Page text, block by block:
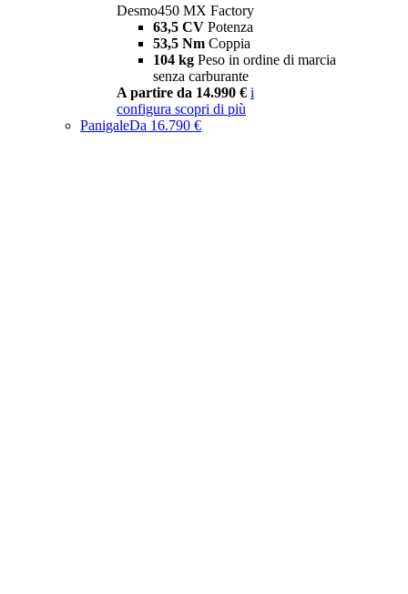
Desmo450 MX Factory
63,5 CV Potenza
53,5 Nm Coppia
104 kg Peso in ordine di marcia
senza carburante
A partire da 14.990 € i
configura scopri di più
PanigaleDa 16.790 €